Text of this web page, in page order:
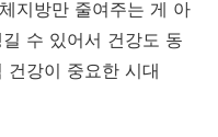
지방만 줄여주는 게 아
수 있어서 건강도 동
건강이 중요한 시대